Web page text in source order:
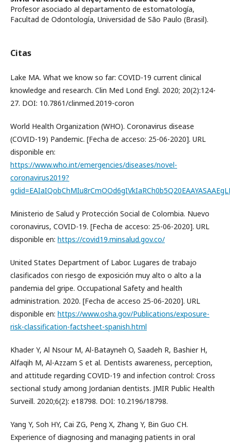
Profesor asociado al departamento de estomatología,
Facultad de Odontología, Universidad de São Paulo (Brasil).
Citas
Lake MA. What we know so far: COVID-19 current clinical
knowledge and research. Clin Med Lond Engl. 2020; 20(2):124-
27. DOI: 10.7861/clinmed.2019-coron
World Health Organization (WHO). Coronavirus disease
(COVID-19) Pandemic. [Fecha de acceso: 25-06-2020]. URL
disponible en:
https://www.who.int/emergencies/diseases/novel-
coronavirus2019?
Ministerio de Salud y Protección Social de Colombia. Nuevo
coronavirus, COVID-19. [Fecha de acceso: 25-06-2020]. URL
disponible en: https://covid19.minsalud.gov.co/
United States Department of Labor. Lugares de trabajo
clasificados con riesgo de exposición muy alto o alto a la
pandemia del gripe. Occupational Safety and health
administration. 2020. [Fecha de acceso 25-06-2020]. URL
disponible en: https://www.osha.gov/Publications/exposure-
risk-classification-factsheet-spanish.html
Khader Y, Al Nsour M, Al-Batayneh O, Saadeh R, Bashier H,
Alfaqih M, Al-Azzam S et al. Dentists awareness, perception,
and attitude regarding COVID-19 and infection control: Cross
sectional study among Jordanian dentists. JMIR Public Health
Surveill. 2020;6(2): e18798. DOI: 10.2196/18798.
Yang Y, Soh HY, Cai ZG, Peng X, Zhang Y, Bin Guo CH.
Experience of diagnosing and managing patients in oral